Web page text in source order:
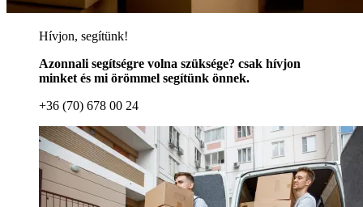
Hívjon, segítünk!
Azonnali segítségre volna szüksége? csak hívjon
minket és mi örömmel segítünk önnek.
+36 (70) 678 00 24